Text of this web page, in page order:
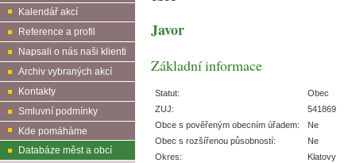
Kalendář akcí
Reference a profil
Napsali o nás naši klienti
Archiv vybraných akcí
Kontakty
Smluvní podmínky
Kde pomáháme
Databáze měst a obcí
Javor
Základní informace
Statut:
Obec
ZUJ:
541869
Obce s pověřeným obecním úřadem:
Ne
Obec s rozšířenou působností:
Ne
Okres:
Klatovy